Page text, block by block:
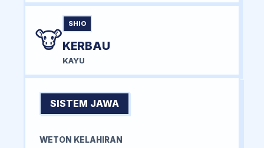
🐮
SHIO
KERBAU
KAYU
SISTEM JAWA
WETON KELAHIRAN